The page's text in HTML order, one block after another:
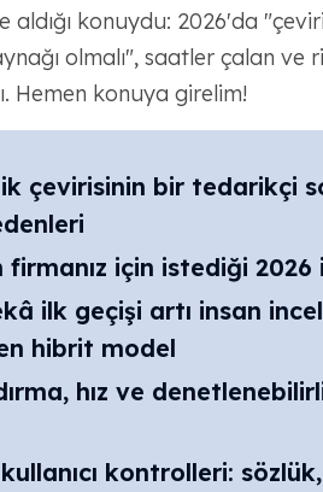
aldığı konuydu: 2026'da
olmalı", saatler çalan
Hemen konuya girelim!
çevirisinin bir tedarikçi
için istediği 2026
ilk geçişi artı insan
hibrit model
hız ve
kontrolleri: